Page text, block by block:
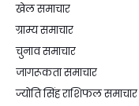
खेल समाचार
ग्राम्य समाचार
चुनाव समाचार
जागरूकता समाचार
ज्योति सिंह राशिफल समाचार